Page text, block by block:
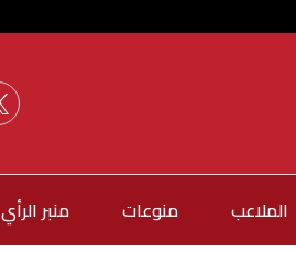
الملاعب منوعات منبر الرأي